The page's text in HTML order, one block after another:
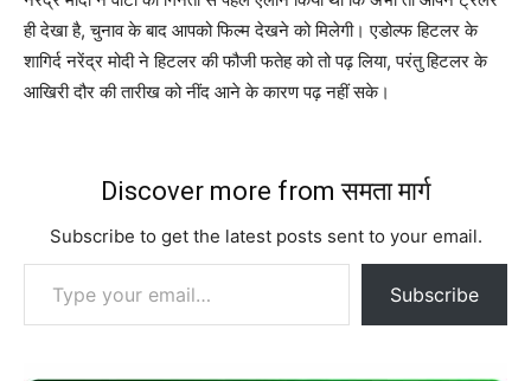
ही देखा है, चुनाव के बाद आपको फिल्म देखने को मिलेगी। एडोल्फ हिटलर के
शागिर्द नरेंद्र मोदी ने हिटलर की फौजी फतेह को तो पढ़ लिया, परंतु हिटलर के
आखिरी दौर की तारीख को नींद आने के कारण पढ़ नहीं सके।
Discover more from समता मार्ग
Subscribe to get the latest posts sent to your email.
Type your email…
Subscribe